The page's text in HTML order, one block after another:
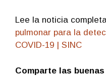
Lee la noticia
pulmonar para la
COVID-19 | SINC
Comparte las